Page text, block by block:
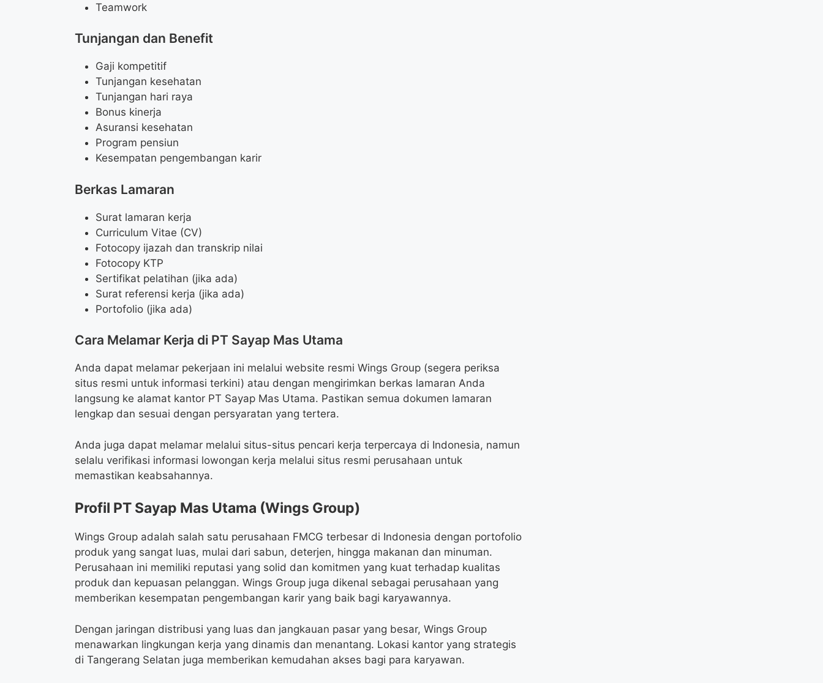
Teamwork
Tunjangan dan Benefit
Gaji kompetitif
Tunjangan kesehatan
Tunjangan hari raya
Bonus kinerja
Asuransi kesehatan
Program pensiun
Kesempatan pengembangan karir
Berkas Lamaran
Surat lamaran kerja
Curriculum Vitae (CV)
Fotocopy ijazah dan transkrip nilai
Fotocopy KTP
Sertifikat pelatihan (jika ada)
Surat referensi kerja (jika ada)
Portofolio (jika ada)
Cara Melamar Kerja di PT Sayap Mas Utama
Anda dapat melamar pekerjaan ini melalui website resmi Wings Group (segera periksa
situs resmi untuk informasi terkini) atau dengan mengirimkan berkas lamaran Anda
langsung ke alamat kantor PT Sayap Mas Utama. Pastikan semua dokumen lamaran
lengkap dan sesuai dengan persyaratan yang tertera.
Anda juga dapat melamar melalui situs-situs pencari kerja terpercaya di Indonesia, namun
selalu verifikasi informasi lowongan kerja melalui situs resmi perusahaan untuk
memastikan keabsahannya.
Profil PT Sayap Mas Utama (Wings Group)
Wings Group adalah salah satu perusahaan FMCG terbesar di Indonesia dengan portofolio
produk yang sangat luas, mulai dari sabun, deterjen, hingga makanan dan minuman.
Perusahaan ini memiliki reputasi yang solid dan komitmen yang kuat terhadap kualitas
produk dan kepuasan pelanggan. Wings Group juga dikenal sebagai perusahaan yang
memberikan kesempatan pengembangan karir yang baik bagi karyawannya.
Dengan jaringan distribusi yang luas dan jangkauan pasar yang besar, Wings Group
menawarkan lingkungan kerja yang dinamis dan menantang. Lokasi kantor yang strategis
di Tangerang Selatan juga memberikan kemudahan akses bagi para karyawan.